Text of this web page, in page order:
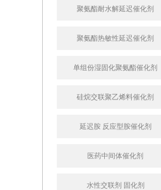
聚氨酯耐水解延迟催化剂
聚氨酯热敏性延迟催化剂
单组份湿固化聚氨酯催化剂
硅烷交联聚乙烯料催化剂
延迟胺 反应型胺催化剂
医药中间体催化剂
水性交联剂 固化剂